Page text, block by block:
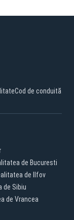
Cod de conduită
de Bucuresti
de Ilfov
de Sibiu
de Vrancea